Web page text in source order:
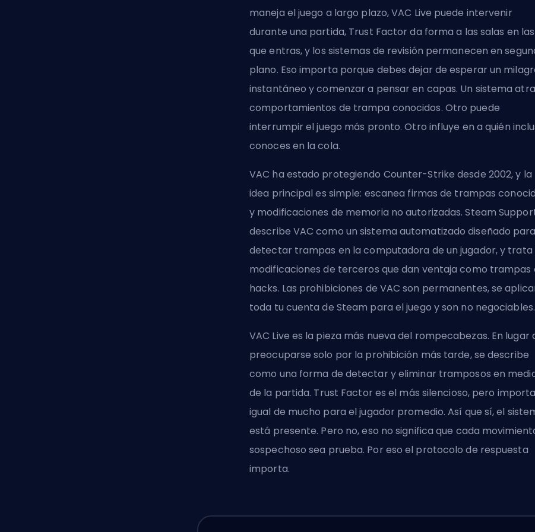
maneja el juego a largo plazo, VAC Live puede intervenir
durante una partida, Trust Factor da forma a las salas en las
que entras, y los sistemas de revisión permanecen en
plano. Eso importa porque debes dejar de esperar un
instantáneo y comenzar a pensar en capas. Un sistema
comportamientos de trampa conocidos. Otro puede
interrumpir el juego más pronto. Otro influye en a quién
conoces en la cola.
VAC ha estado protegiendo Counter-Strike desde 2002, y la
idea principal es simple: escanea firmas de trampas
y modificaciones de memoria no autorizadas. Steam
describe VAC como un sistema automatizado diseñado para
detectar trampas en la computadora de un jugador, y trata
modificaciones de terceros que dan ventaja como trampas
hacks. Las prohibiciones de VAC son permanentes, se
toda tu cuenta de Steam para el juego y son no negociables.
VAC Live es la pieza más nueva del rompecabezas. En lugar
preocuparse solo por la prohibición más tarde, se describe
como una forma de detectar y eliminar tramposos en
de la partida. Trust Factor es el más silencioso, pero importa
igual de mucho para el jugador promedio. Así que sí, el
está presente. Pero no, eso no significa que cada
sospechoso sea prueba. Por eso el protocolo de respuesta
importa.